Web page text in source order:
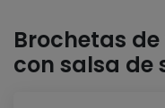
Brochetas
con salsa de